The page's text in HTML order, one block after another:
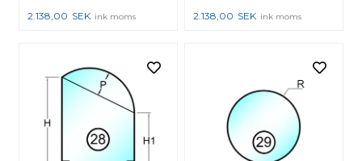
2.138,00 SEK ink moms 2.138,00 SEK ink moms